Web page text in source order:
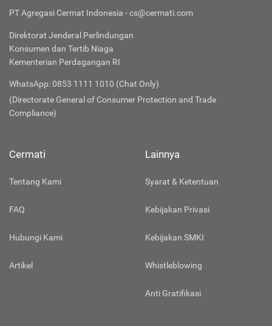
PT Agregasi Cermat Indonesia - cs@cermati.com
Direktorat Jenderal Perlindungan
Konsumen dan Tertib Niaga
Kementerian Perdagangan RI
WhatsApp: 0853 1111 1010 (Chat Only)
(Directorate General of Consumer Protection and Trade
Compliance)
Cermati
Tentang Kami
FAQ
Hubungi Kami
Artikel
Lainnya
Syarat & Ketentuan
Kebijakan Privasi
Kebijakan SMKI
Whistleblowing
Anti Gratifikasi